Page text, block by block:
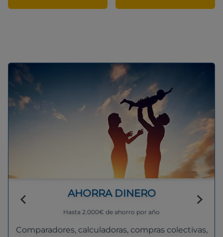
AHORRA DINERO
Hasta 2.000€ de ahorro por año
Comparadores, calculadoras, compras colectivas,